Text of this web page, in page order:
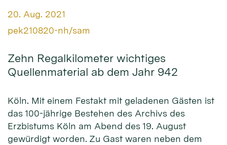
Datum:
20. Aug. 2021
Von:
pek210820-nh/sam
Zehn Regalkilometer wichtiges
Quellenmaterial ab dem Jahr 942
Köln. Mit einem Festakt mit geladenen Gästen ist
das 100-jährige Bestehen des Archivs des
Erzbistums Köln am Abend des 19. August
gewürdigt worden. Zu Gast waren neben dem